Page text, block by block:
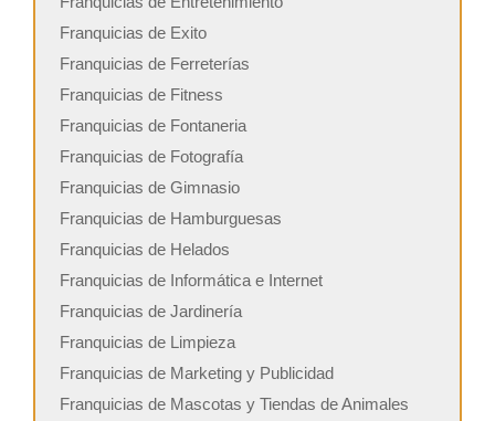
Franquicias de Exito
Franquicias de Ferreterías
Franquicias de Fitness
Franquicias de Fontaneria
Franquicias de Fotografía
Franquicias de Gimnasio
Franquicias de Hamburguesas
Franquicias de Helados
Franquicias de Informática e Internet
Franquicias de Jardinería
Franquicias de Limpieza
Franquicias de Marketing y Publicidad
Franquicias de Mascotas y Tiendas de Animales